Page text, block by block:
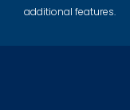
additional features.